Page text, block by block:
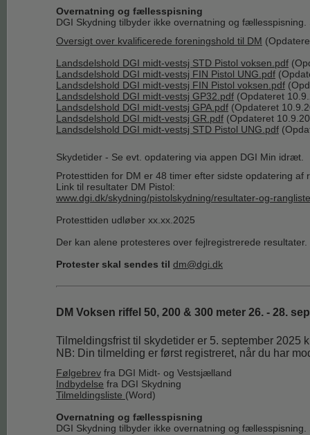
Overnatning og fællesspisning
DGI Skydning tilbyder ikke overnatning og
Oversigt over kvalificerede foreningshold til DM
Landsdelshold DGI midt-vestsj STD Pistol voksen.pdf
Landsdelshold DGI midt-vestsj FIN Pistol UNG.pdf
Landsdelshold DGI midt-vestsj FIN Pistol voksen.pdf
Landsdelshold DGI midt-vestsj GP32.pdf (Opdateret
Landsdelshold DGI midt-vestsj GPA.pdf (Opdateret
Landsdelshold DGI midt-vestsj GR.pdf (Opdateret
Landsdelshold DGI midt-vestsj STD Pistol UNG.pdf
Skydetider - Se evt. opdatering via appen DGI Min idræt.
Protesttiden for DM er 48 timer efter sidste opdatering
Link til resultater DM Pistol:
www.dgi.dk/skydning/pistolskydning/resultater-og-
Protesttiden udløber xx.xx.2025
Der kan alene protesteres over fejlregistrerede resultater.
Protester skal sendes til dm@dgi.dk
DM Voksen riffel 50, 200 & 300 meter 26. - 28.
Tilmeldingsfrist til skydetider er 5. september
NB: Din tilmelding er først registreret, når du har
Følgebrev fra DGI Midt- og Vestsjælland
Indbydelse fra DGI Skydning
Tilmeldingsliste (Word)
Overnatning og fællesspisning
DGI Skydning tilbyder ikke overnatning og